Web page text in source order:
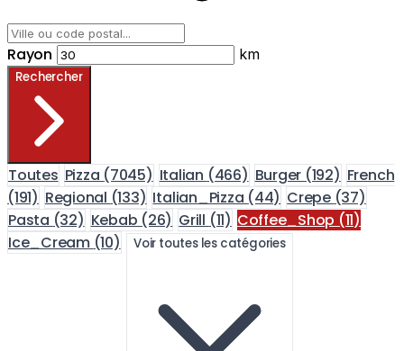
Rayon km
Rechercher
Toutes Pizza (7045) Italian (466) Burger (192) French
(191) Regional (133) Italian_Pizza (44) Crepe (37)
Pasta (32) Kebab (26) Grill (11) Coffee_Shop (11)
Ice_Cream (10) Voir toutes les catégories